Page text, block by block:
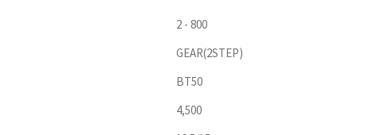
2 - 800
GEAR(2STEP)
BT50
4,500